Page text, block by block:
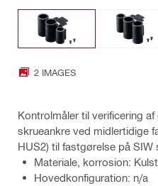
2 IMAGES
Kontrolmåler til verificering
skrueankre ved midlertidige
HUS2) til fastgørelse på SIW
Materiale, korrosion:
Hovedkonfiguration: n/a